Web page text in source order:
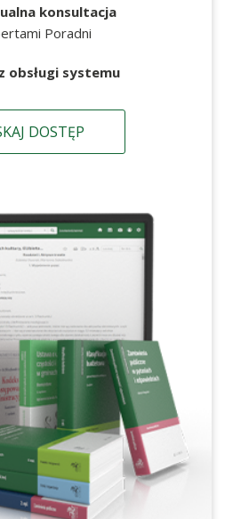
konsultacja
Poradni
obsługi systemu
DOSTĘP